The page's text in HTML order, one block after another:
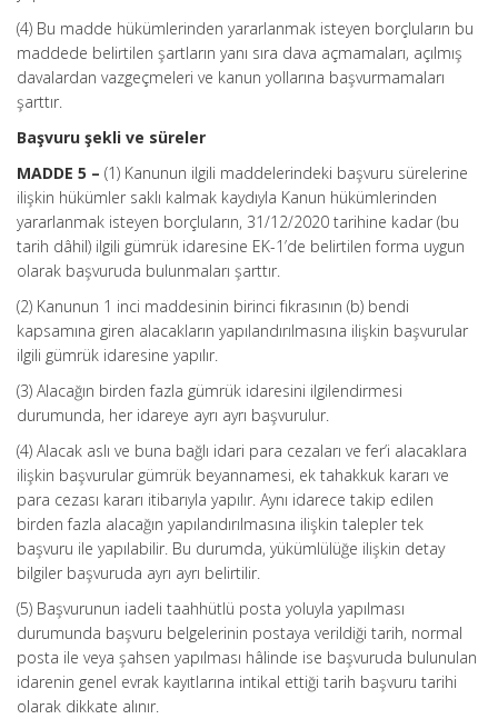
(4) Bu madde hükümlerinden yararlanmak isteyen borçluların bu
maddede belirtilen şartların yanı sıra dava açmamaları, açılmış
davalardan vazgeçmeleri ve kanun yollarına başvurmamaları
şarttır.
Başvuru şekli ve süreler
MADDE 5 – (1) Kanunun ilgili maddelerindeki başvuru sürelerine
ilişkin hükümler saklı kalmak kaydıyla Kanun hükümlerinden
yararlanmak isteyen borçluların, 31/12/2020 tarihine kadar (bu
tarih dâhil) ilgili gümrük idaresine EK-1’de belirtilen forma uygun
olarak başvuruda bulunmaları şarttır.
(2) Kanunun 1 inci maddesinin birinci fıkrasının (b) bendi
kapsamına giren alacakların yapılandırılmasına ilişkin başvurular
ilgili gümrük idaresine yapılır.
(3) Alacağın birden fazla gümrük idaresini ilgilendirmesi
durumunda, her idareye ayrı ayrı başvurulur.
(4) Alacak aslı ve buna bağlı idari para cezaları ve fer’i alacaklara
ilişkin başvurular gümrük beyannamesi, ek tahakkuk kararı ve
para cezası kararı itibarıyla yapılır. Aynı idarece takip edilen
birden fazla alacağın yapılandırılmasına ilişkin talepler tek
başvuru ile yapılabilir. Bu durumda, yükümlülüğe ilişkin detay
bilgiler başvuruda ayrı ayrı belirtilir.
(5) Başvurunun iadeli taahhütlü posta yoluyla yapılması
durumunda başvuru belgelerinin postaya verildiği tarih, normal
posta ile veya şahsen yapılması hâlinde ise başvuruda bulunulan
idarenin genel evrak kayıtlarına intikal ettiği tarih başvuru tarihi
olarak dikkate alınır.